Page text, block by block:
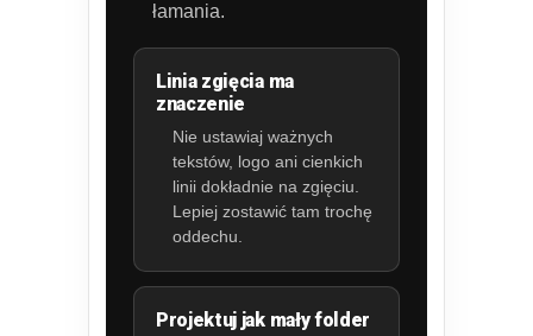
łamania.
Linia zgięcia ma
znaczenie
Nie ustawiaj ważnych
tekstów, logo ani cienkich
linii dokładnie na zgięciu.
Lepiej zostawić tam trochę
oddechu.
Projektuj jak mały folder